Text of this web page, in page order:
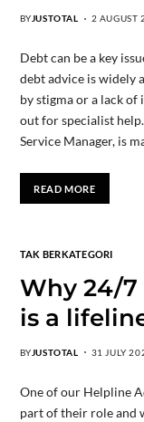
BY JUSTOTAL 2 AUGUST
Debt can be a key
debt advice is widely
by stigma or a lack
out for specialist help.
Service Manager, is
READ MORE
TAK BERKATEGORI
Why 24/
is a
BY JUSTOTAL 31 JULY
One of our Helpline
part of their role and